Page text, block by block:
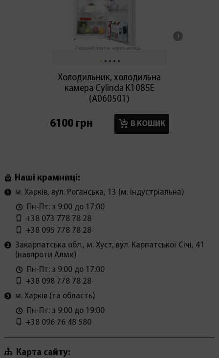
Холодильник, холодильна
камера Cylinda K1085E
(А060501)
6100 грн В КОШИК
Наші крамниці:
м. Харків, вул. Роганська, 13 (м. Індустріальна)
Пн-Пт: з 9:00 до 17:00
+38 073 778 78 28
+38 095 778 78 28
Закарпатська обл., м. Хуст, вул. Карпатської Січі, 41
(навпроти Алми)
Пн-Пт: з 9:00 до 17:00
+38 098 778 78 28
м. Харків (та область)
Пн-Пт: з 9:00 до 19:00
+38 096 76 48 580
Карта сайту: